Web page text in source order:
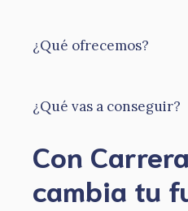
¿Qué ofrecemos?
¿Qué vas a conseguir?
Con
​cambia tu